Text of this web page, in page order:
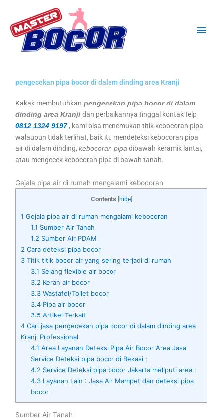
content
pengecekan pipa bocor di dalam dinding area Kranji
Kakak membutuhkan pengecekan pipa bocor di dalam
dinding area Kranji dan perbaikannya tinggal kontak telp
0812 1324 9197, kami bisa menemukan titik kebocoran pipa
walaupun tidak terlihat, baik itu mendeteksi kebocoran pipa
air di dalam dinding,kebocoran pipa dibawah keramik lantai,
atau mengecek kebocoran pipa di bawah tanah.
Gejala pipa air di rumah mengalami kebocoran
Contents [hide]
1 Gejala pipa air di rumah mengalami kebocoran
1.1 Sumber Air Tanah
1.2 Sumber Air PDAM
2 Cara deteksi pipa bocor
3 Titik titik bocor air yang sering terjadi di rumah
3.1 Selang flexible air bocor
3.2 Keran air bocor
3.3Wastafel/Toilet bocor
3.4Pipa air bocor
3.5 Artikel Terkait
4 Cari jasa pengecekan pipa bocor di dalam dinding area
Kranji Professional
4.1 Area Layanan Deteksi Pipa Air Bocor Area Jasa
Service Deteksi pipa bocor di Bekasi ;
4.2 Service Deteksi pipa bocor Jakarta meliputi area :
4.3Layanan Lain : Jasa Air Mampet dan deteksi pipa
bocor
Sumber Air Tanah